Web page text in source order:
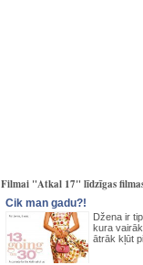
Filmai "Atkal 17" līdzīgas
Cik man gadu?!
Džena ir
kura
ātrāk kļūt